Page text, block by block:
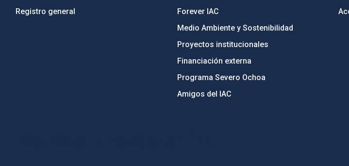
Registro general
Forever IAC
Medio Ambiente y Sostenibilidad
Proyectos institucionales
Financiación externa
Programa Severo Ochoa
Amigos del IAC